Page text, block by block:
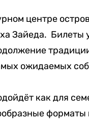
центре
Зайеда. Билеты
ожидаемых
как для